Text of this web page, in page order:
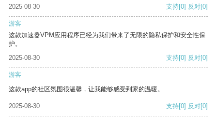
2025-08-30
支持[0] 反对[0]
游客
这款加速器VPM应用程序已经为我们带来了无限的隐私保护和安全性保
护。
2025-08-30
支持[0] 反对[0]
游客
这款app的社区氛围很温馨，让我能够感受到家的温暖。
2025-08-30 支持[0] 反对[0]